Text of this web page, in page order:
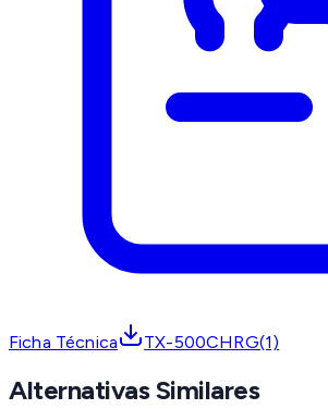
Ficha Técnica TX-500CHRG(1)
Alternativas Similares